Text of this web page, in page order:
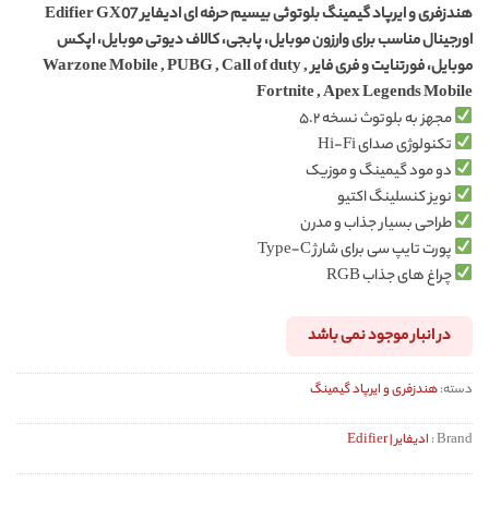
هندزفری و ایرپاد گیمینگ بلوتوثی بیسیم حرفه ای ادیفایر Edifier GX07
اورجینال مناسب برای وارزون موبایل، پابجی، کالاف دیوتی موبایل، اپکس
موبایل، فورتنایت و فری فایر Warzone Mobile , PUBG , Call of duty ,
Fortnite , Apex Legends Mobile
مجهز به بلوتوث نسخه ۵.۲
تکنولوژی صدای Hi-Fi
دو مود گیمینگ و موزیک
نویز کنسلینگ اکتیو
طراحی بسیار جذاب و مدرن
پورت تایپ سی برای شارژ Type-C
چراغ های جذاب RGB
در انبار موجود نمی باشد
دسته:هندزفری و ایرپاد گیمینگ
Brand : ادیفایر | Edifier